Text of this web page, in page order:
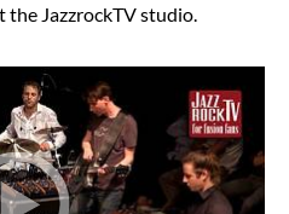
the JazzrockTV studio.